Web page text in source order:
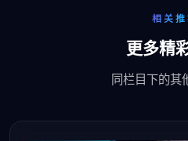
相关推
更多精
同栏目下的其